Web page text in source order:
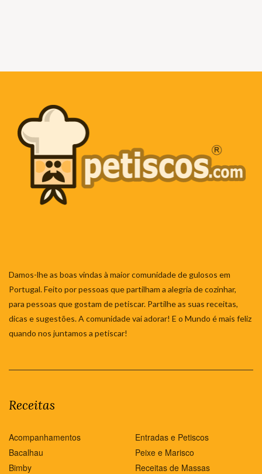
Damos-lhe as boas vindas à maior comunidade de gulosos em
Portugal. Feito por pessoas que partilham a alegria de cozinhar,
para pessoas que gostam de petiscar. Partilhe as suas receitas,
dicas e sugestões. A comunidade vai adorar! E o Mundo é mais feliz
quando nos juntamos a petiscar!
Receitas
Acompanhamentos
Bacalhau
Bimby
Entradas e Petiscos
Peixe e Marisco
Receitas de Massas